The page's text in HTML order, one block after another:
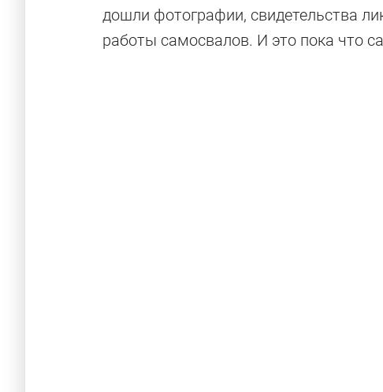
дошли фотографии, свидетельства
работы самосвалов. И это пока что